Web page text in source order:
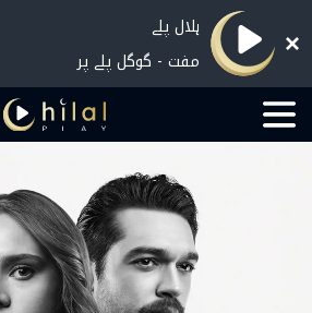
ہلال پلے
مفت - گوگل پلے پر